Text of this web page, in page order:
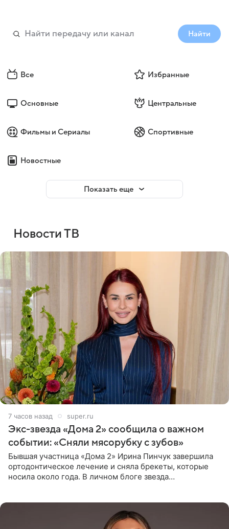
Найти
Все Избранные
Основные Центральные
Фильмы и Сериалы Спортивные
Новостные
Показать еще
Новости ТВ
7 часов назад super.ru
Экс-звезда «Дома 2» сообщила о важном
событии: «Сняли мясорубку с зубов»
Бывшая участница «Дома 2» Ирина Пинчук завершила
ортодонтическое лечение и сняла брекеты, которые
носила около года. В личном блоге звезда